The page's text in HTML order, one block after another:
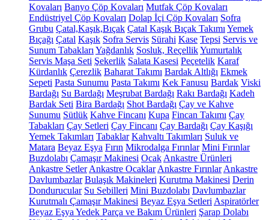
Kovaları Banyo Çöp Kovaları Mutfak Çöp Kovaları
Endüstriyel Çöp Kovaları Dolap İçi Çöp Kovaları Sofra
Grubu Çatal,Kaşık,Bıçak Çatal Kaşık Bıçak Takımı Yemek
Bıçağı Çatal Kaşık Sofra Servis Sürahi Kase Tepsi Servis ve
Sunum Tabakları Yağdanlık Sosluk, ReçellikYumurtalık
Servis Maşa Seti Şekerlik Salata Kasesi Peçetelik Karaf
Kürdanlık Çerezlik Baharat Takımı Bardak Altlığı Ekmek
Sepeti Pasta Sunumu Pasta Takımı Kek Fanusu Bardak Viski
Bardağı Su Bardağı Meşrubat Bardağı Rakı Bardağı Kadeh
Bardak Seti Bira Bardağı Shot Bardağı Çay ve Kahve
Sunumu Sütlük Kahve Fincanı Kupa Fincan Takımı Çay
Tabakları Çay Setleri Çay Fincanı Çay Bardağı Çay Kaşığı
Yemek Takımları Tabaklar Kahvaltı Takımları Suluk ve
Matara Beyaz Eşya Fırın Mikrodalga Fırınlar Mini Fırınlar
Buzdolabı Çamaşır Makinesi Ocak Ankastre Ürünleri
Ankastre Setler Ankastre Ocaklar Ankastre Fırınlar Ankastre
Davlumbazlar Bulaşık Makineleri Kurutma Makinesi Derin
Dondurucular Su Sebilleri Mini Buzdolabı Davlumbazlar
Kurutmalı Çamaşır Makinesi Beyaz Eşya Setleri Aspiratörler
Beyaz Eşya Yedek Parça ve Bakım Ürünleri Şarap Dolabı